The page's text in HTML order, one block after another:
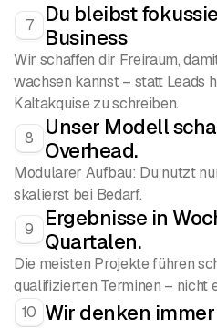
7
Du bleibst
Business
Wir schaffen dir Freiraum,
wachsen kannst – statt Leads
Kaltakquise zu schreiben.
8
Unser Modell
Overhead.
Modularer Aufbau: Du nutzt
skalierst bei Bedarf.
9
Ergebnisse in
Quartalen.
Die meisten Projekte führen
qualifizierten Terminen – nicht
10 Wir denken immer